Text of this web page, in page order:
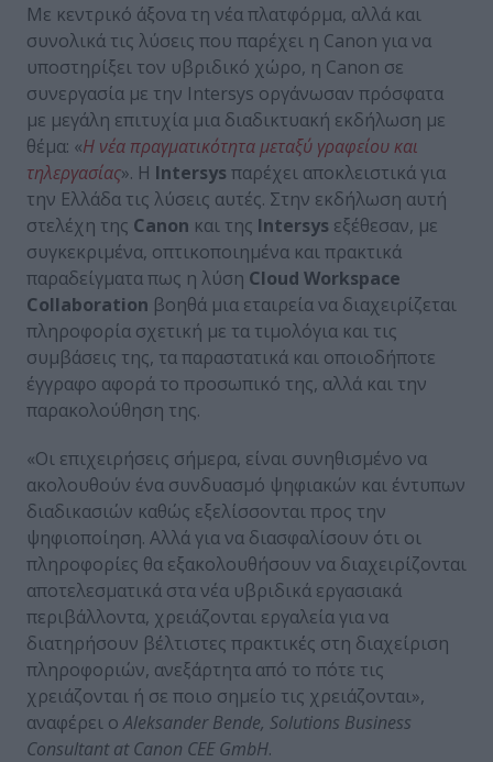
Με κεντρικό άξονα τη νέα πλατφόρμα, αλλά και
συνολικά τις λύσεις που παρέχει η Canon για να
υποστηρίξει τον υβριδικό χώρο, η Canon σε
συνεργασία με την Intersys οργάνωσαν πρόσφατα
με μεγάλη επιτυχία μια διαδικτυακή εκδήλωση με
θέμα: «H νέα πραγματικότητα μεταξύ γραφείου και
τηλεργασίας». Η Intersys παρέχει αποκλειστικά για
την Ελλάδα τις λύσεις αυτές. Στην εκδήλωση αυτή
στελέχη της Canon και της Intersys εξέθεσαν, με
συγκεκριμένα, οπτικοποιημένα και πρακτικά
παραδείγματα πως η λύση Cloud Workspace
Collaboration βοηθά μια εταιρεία να διαχειρίζεται
πληροφορία σχετική με τα τιμολόγια και τις
συμβάσεις της, τα παραστατικά και οποιοδήποτε
έγγραφο αφορά το προσωπικό της, αλλά και την
παρακολούθηση της.
«Οι επιχειρήσεις σήμερα, είναι συνηθισμένο να
ακολουθούν ένα συνδυασμό ψηφιακών και έντυπων
διαδικασιών καθώς εξελίσσονται προς την
ψηφιοποίηση. Αλλά για να διασφαλίσουν ότι οι
πληροφορίες θα εξακολουθήσουν να διαχειρίζονται
αποτελεσματικά στα νέα υβριδικά εργασιακά
περιβάλλοντα, χρειάζονται εργαλεία για να
διατηρήσουν βέλτιστες πρακτικές στη διαχείριση
πληροφοριών, ανεξάρτητα από το πότε τις
χρειάζονται ή σε ποιο σημείο τις χρειάζονται»,
αναφέρει οAleksander Bende, Solutions Business
Consultant at Canon CEE GmbH.